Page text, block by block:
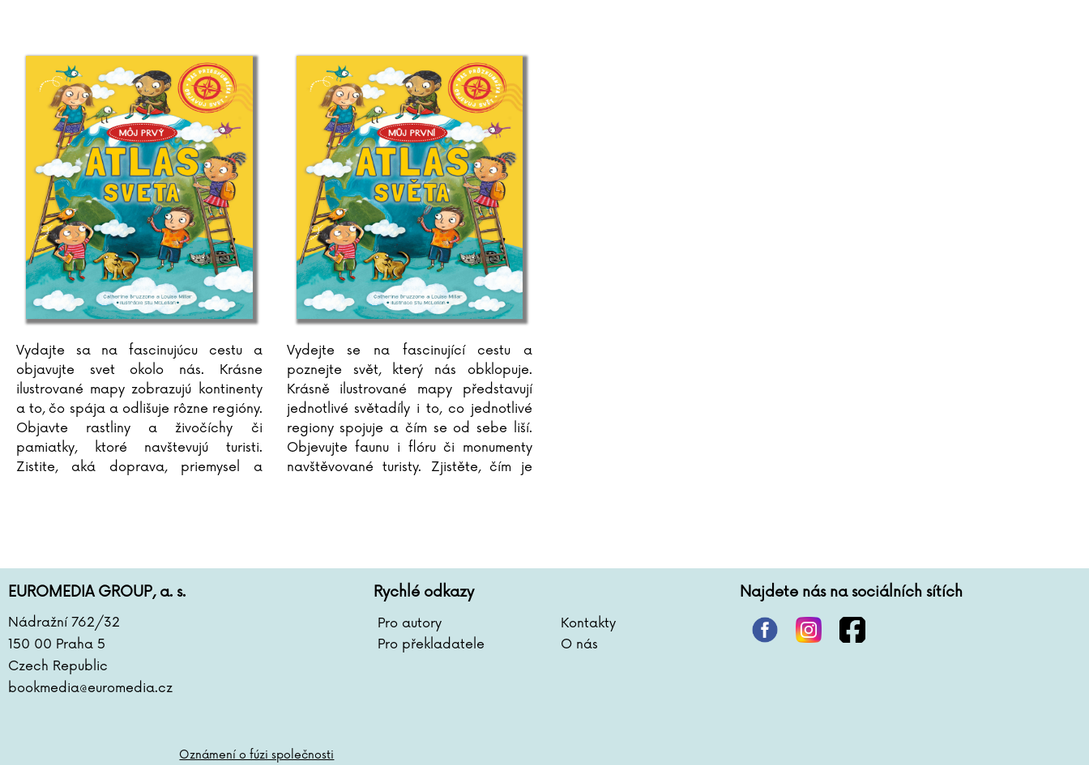
Vydajte sa na fascinujúcu cestu a
objavujte svet okolo nás. Krásne
ilustrované mapy zobrazujú kontinenty
a to, čo spája a odlišuje rôzne regióny.
Objavte rastliny a živočíchy či
pamiatky, ktoré navštevujú turisti.
Zistite, aká doprava, priemysel a
Vydejte se na fascinující cestu a
poznejte svět, který nás obklopuje.
Krásně ilustrované mapy představují
jednotlivé světadíly i to, co jednotlivé
regiony spojuje a čím se od sebe liší.
Objevujte faunu i flóru či monumenty
navštěvované turisty. Zjistěte, čím je
EUROMEDIA GROUP, a. s.
Nádražní 762/32
150 00 Praha 5
Czech Republic
bookmedia@euromedia.cz
Oznámení o fúzi společnosti
Rychlé odkazy
Pro autory
Kontakty
Pro překladatele
O nás
Najdete nás na sociálních sítích